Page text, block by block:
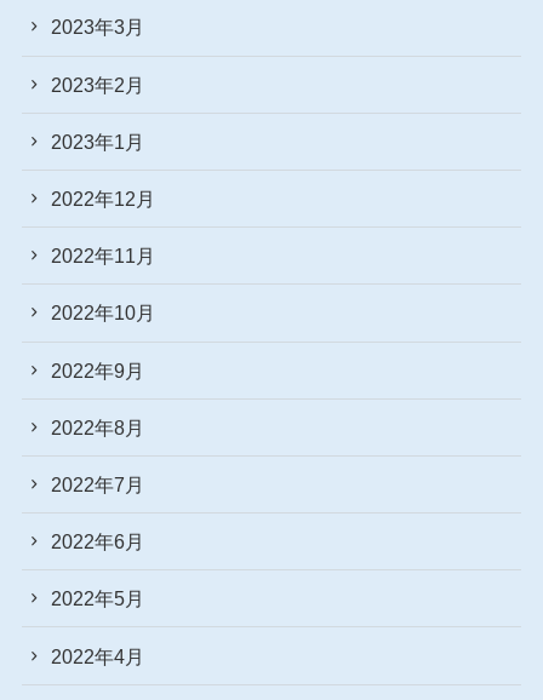
2023年3月
2023年2月
2023年1月
2022年12月
2022年11月
2022年10月
2022年9月
2022年8月
2022年7月
2022年6月
2022年5月
2022年4月